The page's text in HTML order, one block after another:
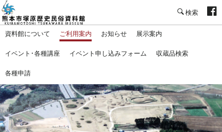
資料館について ご利用案内 お知らせ 展示案内
イベント･各種講座 イベント申し込みフォーム 収蔵品検索
各種申請